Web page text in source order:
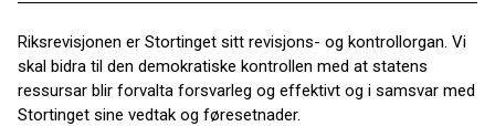
Riksrevisjonen er Stortinget sitt revisjons- og kontrollorgan. Vi
skal bidra til den demokratiske kontrollen med at statens
ressursar blir forvalta forsvarleg og effektivt og i samsvar med
Stortinget sine vedtak og føresetnader.